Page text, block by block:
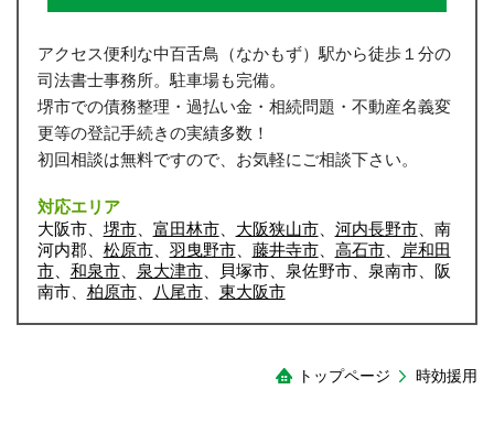
アクセス便利な中百舌鳥（なかもず）駅から徒歩１分の
司法書士事務所。駐車場も完備。
堺市での債務整理・過払い金・相続問題・不動産名義変
更等の登記手続きの実績多数！
初回相談は無料ですので、お気軽にご相談下さい。
対応エリア
大阪市、 堺市、 富田林市、 大阪狭山市、 河内長野市、南
河内郡、 松原市、 羽曳野市、 藤井寺市、 高石市、
岸和田
市、 和泉市、 泉大津市、貝塚市、泉佐野市、泉南市、阪
南市、 柏原市、 八尾市、 東大阪市
トップページ 時効援用